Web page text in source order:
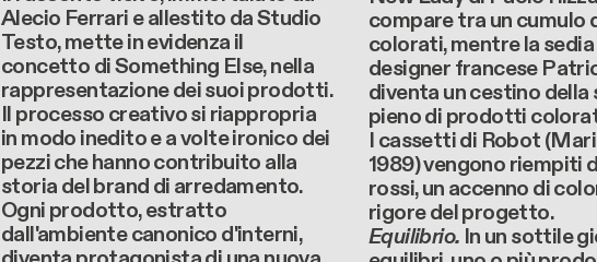
Alecio Ferrari e allestito da Studio
Testo, mette in evidenza il
concetto di Something Else, nella
rappresentazione dei suoi prodotti.
Il processo creativo si riappropria
in modo inedito e a volte ironico dei
pezzi che hanno contribuito alla
storia del brand di arredamento.
Ogni prodotto, estratto
dall'ambiente canonico d'interni,
compare tra un cumulo
colorati, mentre la
designer francese
diventa un cestino della
pieno di prodotti
I cassetti di Robot
1989) vengono riempiti
rossi, un accenno di
rigore del progetto.
Equilibrio. In un sottile